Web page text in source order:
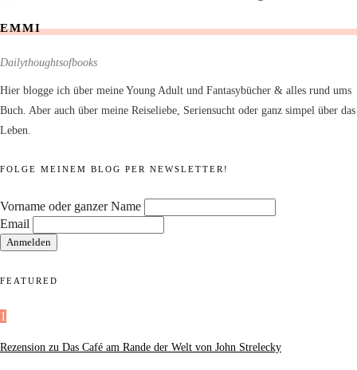
EMMI
Dailythoughtsofbooks
Hier blogge ich über meine Young Adult und Fantasybücher & alles rund ums
Buch. Aber auch über meine Reiseliebe, Seriensucht oder ganz simpel über das
Leben.
FOLGE MEINEM BLOG PER NEWSLETTER!
Vorname oder ganzer Name
Email
FEATURED
1
Rezension zu Das Café am Rande der Welt von John Strelecky